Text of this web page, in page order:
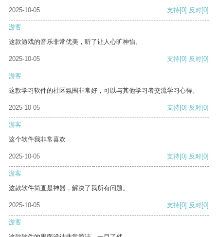
2025-10-05 支持[0] 反对[0]
游客
这款游戏的音乐非常优美，听了让人心旷神怡。
2025-10-05 支持[0] 反对[0]
游客
这款学习软件的社区氛围非常好，可以与其他学习者交流学习心得。
2025-10-05 支持[0] 反对[0]
游客
这个软件我非常喜欢
2025-10-05 支持[0] 反对[0]
游客
这款软件简直是神器，解决了我所有问题。
2025-10-05 支持[0] 反对[0]
游客